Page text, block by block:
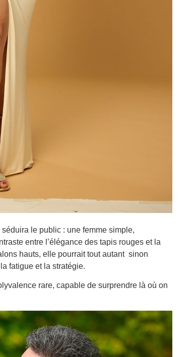
le public : une femme simple,
entre l’élégance des tapis rouges et la
hauts, elle pourrait tout autant sinon
fatigue et la stratégie.
rare, capable de surprendre là où on